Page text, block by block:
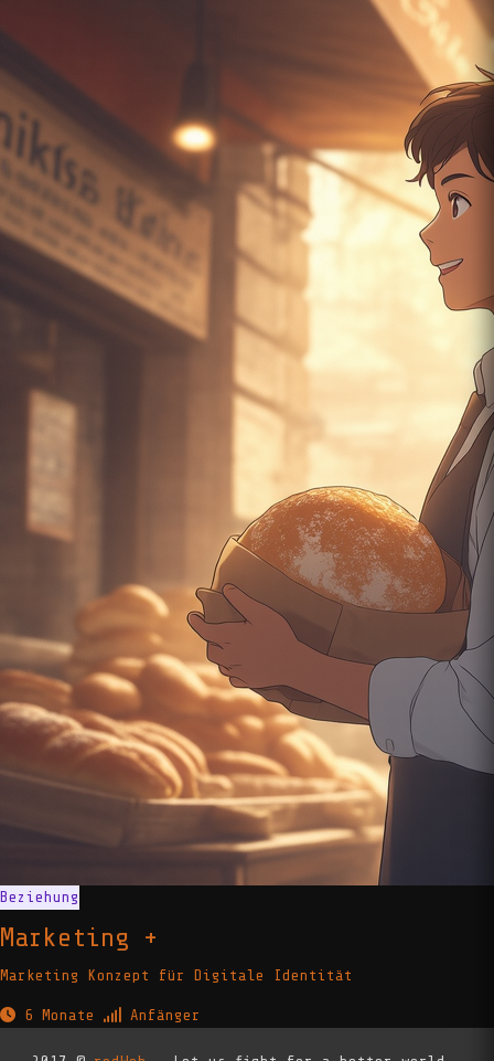
Beziehung
Marketing +
Marketing Konzept für Digitale Identität
6 Monate Anfänger